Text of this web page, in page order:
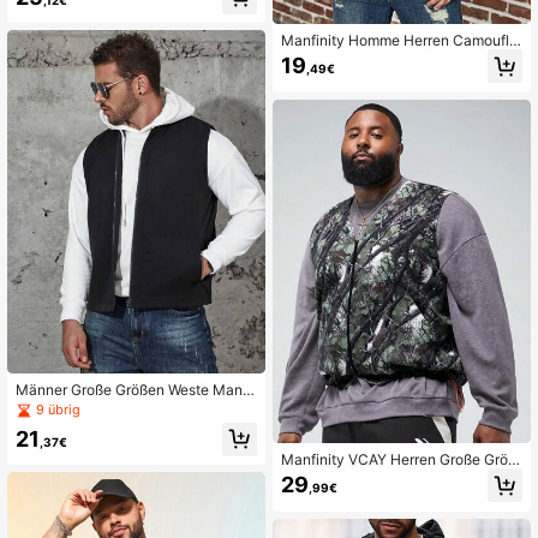
Männer Große Größen Weste Mante
l mit Reißverschluss
9 übrig
21 ,37€
Manfinity Homme Herren Camoufla
ge Bedruckte Weste, Übergröße
19 ,49€
Manfinity VCAY Herren Große Größ
en gewebte bedruckte Lässig West
e, für Herbst und Winter
29 ,99€